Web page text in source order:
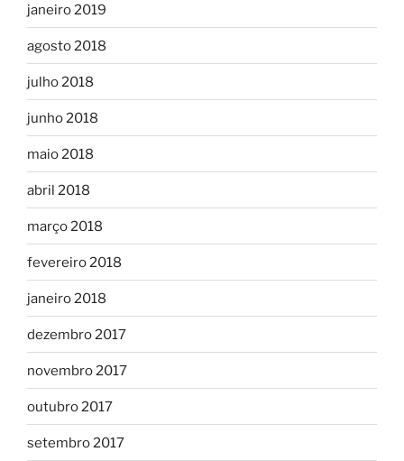
janeiro 2019
agosto 2018
julho 2018
junho 2018
maio 2018
abril 2018
março 2018
fevereiro 2018
janeiro 2018
dezembro 2017
novembro 2017
outubro 2017
setembro 2017